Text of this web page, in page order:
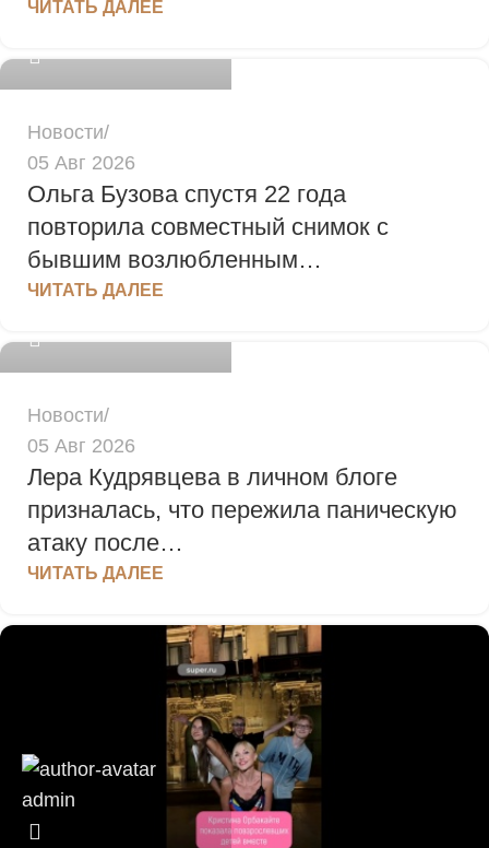
ЧИТАТЬ ДАЛЕЕ
Новости
05 Авг 2026
Ольга Бузова спустя 22 года
повторила совместный снимок с
бывшим возлюбленным…
ЧИТАТЬ ДАЛЕЕ
admin
Новости
05 Авг 2026
Лера Кудрявцева в личном блоге
призналась, что пережила паническую
атаку после…
ЧИТАТЬ ДАЛЕЕ
admin